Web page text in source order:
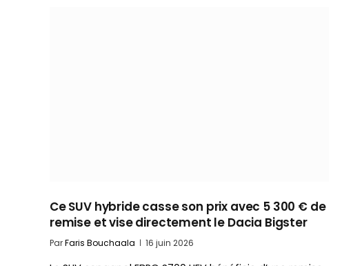
Ce SUV hybride casse son prix avec 5 300 € de
remise et vise directement le Dacia Bigster
ParFaris Bouchaala 16 juin 2026